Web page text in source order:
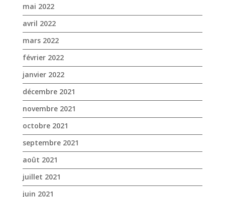
mai 2022
avril 2022
mars 2022
février 2022
janvier 2022
décembre 2021
novembre 2021
octobre 2021
septembre 2021
août 2021
juillet 2021
juin 2021